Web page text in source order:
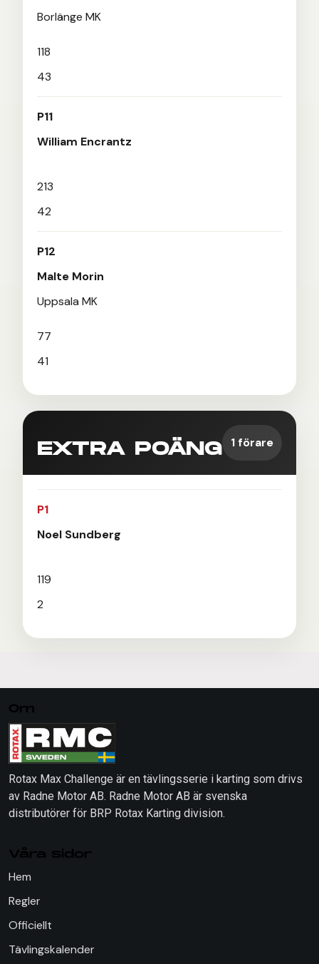
Borlänge MK
118
43
P11
William Encrantz
213
42
P12
Malte Morin
Uppsala MK
77
41
EXTRA POÄNG 1 förare
P1
Noel Sundberg
119
2
Om
Rotax Max Challenge är en tävlingsserie i karting som drivs
av Radne Motor AB. Radne Motor AB är svenska
distributörer för BRP Rotax Karting division.
Våra sidor
Hem
Regler
Officiellt
Tävlingskalender